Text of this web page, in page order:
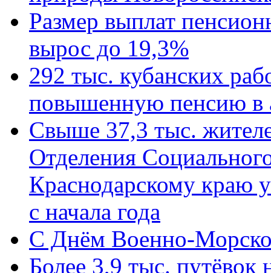
Размер выплат
вырос до 19,3%
292 тыс. кубанских
повышенную пенсию в
Свыше 37,3 тыс.
Отделения
Краснодарскому краю
с начала года
C Днём Военно-
Более 3,9 тыс. путёвок